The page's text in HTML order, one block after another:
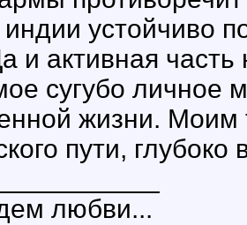
устойчиво
и активная
сугубо личное
жизни. Моим
пути, глубоко
любви...